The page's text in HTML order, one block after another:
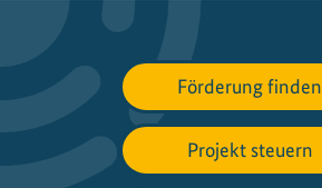
i
e
W
e
r
t
Förderung finden
Projekt steuern